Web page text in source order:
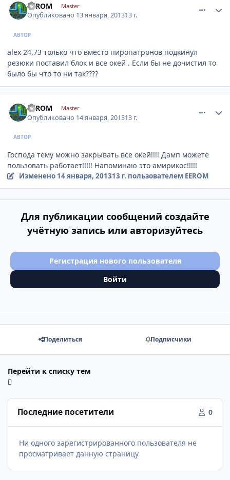
EEROM Master
Опубликовано 13 января, 201313 г.
АВТОР
alex 24.73 только что вместо пиропатронов подкинул
резюки поставил блок и все окей . Если бы не дочистил то
было бы что то ни так????
EEROM Master
Опубликовано 14 января, 201313 г.
АВТОР
Господа тему можно закрывать все окей!!!! Дамп можете
пользовать работает!!!!! Напоминаю это амирикос!!!!!
Изменено 14 января, 201313 г. пользователем EEROM
Для публикации сообщений создайте
учётную запись или авторизуйтесь
Регистрация нового пользователя
Войти
Поделиться Подписчики
Перейти к списку тем
Последние посетители 0
Ни одного зарегистрированного пользователя не
просматривает данную страницу